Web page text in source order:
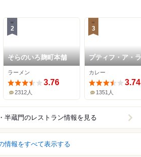
2
そらのいろ麹町本舗
ラーメン
3.76
2312人
3
プティフ・ア・
ンパーニュ
カレー
3.74
1351人
半蔵門のレストラン情報を見る
情報をすべて表示する